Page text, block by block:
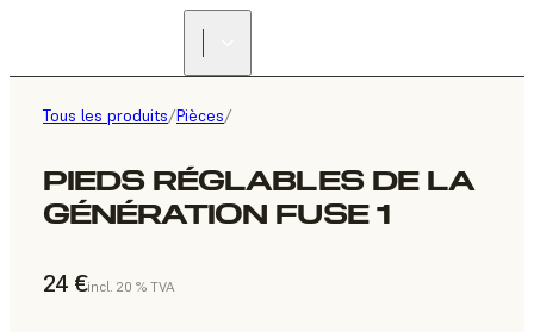
Tous les produits/Pièces/
PIEDS RÉGLABLES DE LA
GÉNÉRATION FUSE 1
24 €incl. 20 % TVA